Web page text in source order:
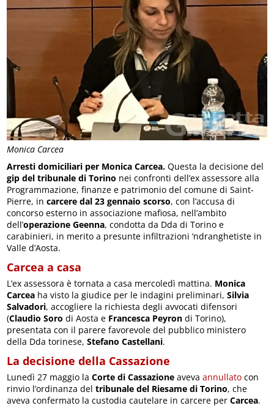
Monica Carcea
Arresti domiciliari per Monica Carcea. Questa la decisione del
gip del tribunale di Torino nei confronti dell’ex assessore alla
Programmazione, finanze e patrimonio del comune di Saint-
Pierre, incarcere dal 23 gennaio scorso, con l’accusa di
concorso esterno in associazione mafiosa, nell’ambito
dell’operazione Geenna, condotta da Dda di Torino e
carabinieri, in merito a presunte infiltrazioni ‘ndranghetiste in
Valle d’Aosta.
Carcea a casa
L’ex assessora è tornata a casa mercoledì mattina. Monica
Carcea ha visto la giudice per le indagini preliminari,Silvia
Salvadori, accogliere la richiesta degli avvocati difensori
(Claudio Soro di Aosta e Francesca Peyron di Torino),
presentata con il parere favorevole del pubblico ministero
della Dda torinese,Stefano Castellani.
La decisione della Cassazione
Lunedì 27 maggio laCorte di Cassazione avevaannullato con
rinvio l’ordinanza deltribunale del Riesame di Torino, che
aveva confermato la custodia cautelare in carcere perCarcea.